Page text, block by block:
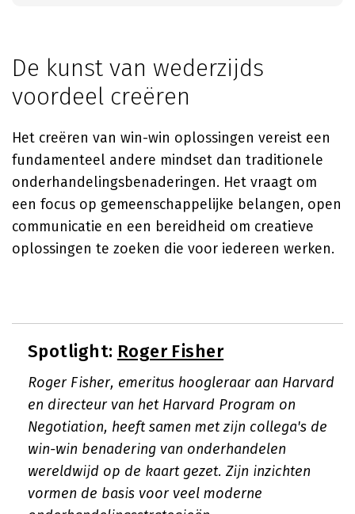
De kunst van wederzijds
voordeel creëren
Het creëren van win-win oplossingen vereist een
fundamenteel andere mindset dan traditionele
onderhandelingsbenaderingen. Het vraagt om
een focus op gemeenschappelijke belangen, open
communicatie en een bereidheid om creatieve
oplossingen te zoeken die voor iedereen werken.
Spotlight: Roger Fisher
Roger Fisher, emeritus hoogleraar aan Harvard
en directeur van het Harvard Program on
Negotiation, heeft samen met zijn collega's de
win-win benadering van onderhandelen
wereldwijd op de kaart gezet. Zijn inzichten
vormen de basis voor veel moderne